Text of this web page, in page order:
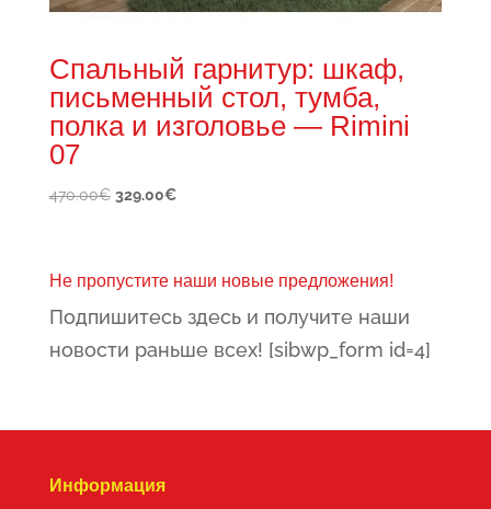
Спальный гарнитур: шкаф,
письменный стол, тумба,
полка и изголовье — Rimini
07
470.00€ Первоначальная
329.00€Текущая
Не пропустите наши новые предложения!
Подпишитесь здесь и получите наши
новости раньше всех! [sibwp_form id=4]
Информация